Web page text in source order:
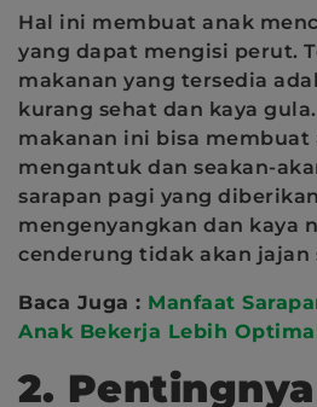
Hal ini membuat anak
yang dapat mengisi perut.
makanan yang tersedia
kurang sehat dan kaya
makanan ini bisa membuat
mengantuk dan seakan-
sarapan pagi yang
mengenyangkan dan kaya
cenderung tidak akan jajan
Baca Juga : Manfaat
Anak Bekerja Lebih
2.